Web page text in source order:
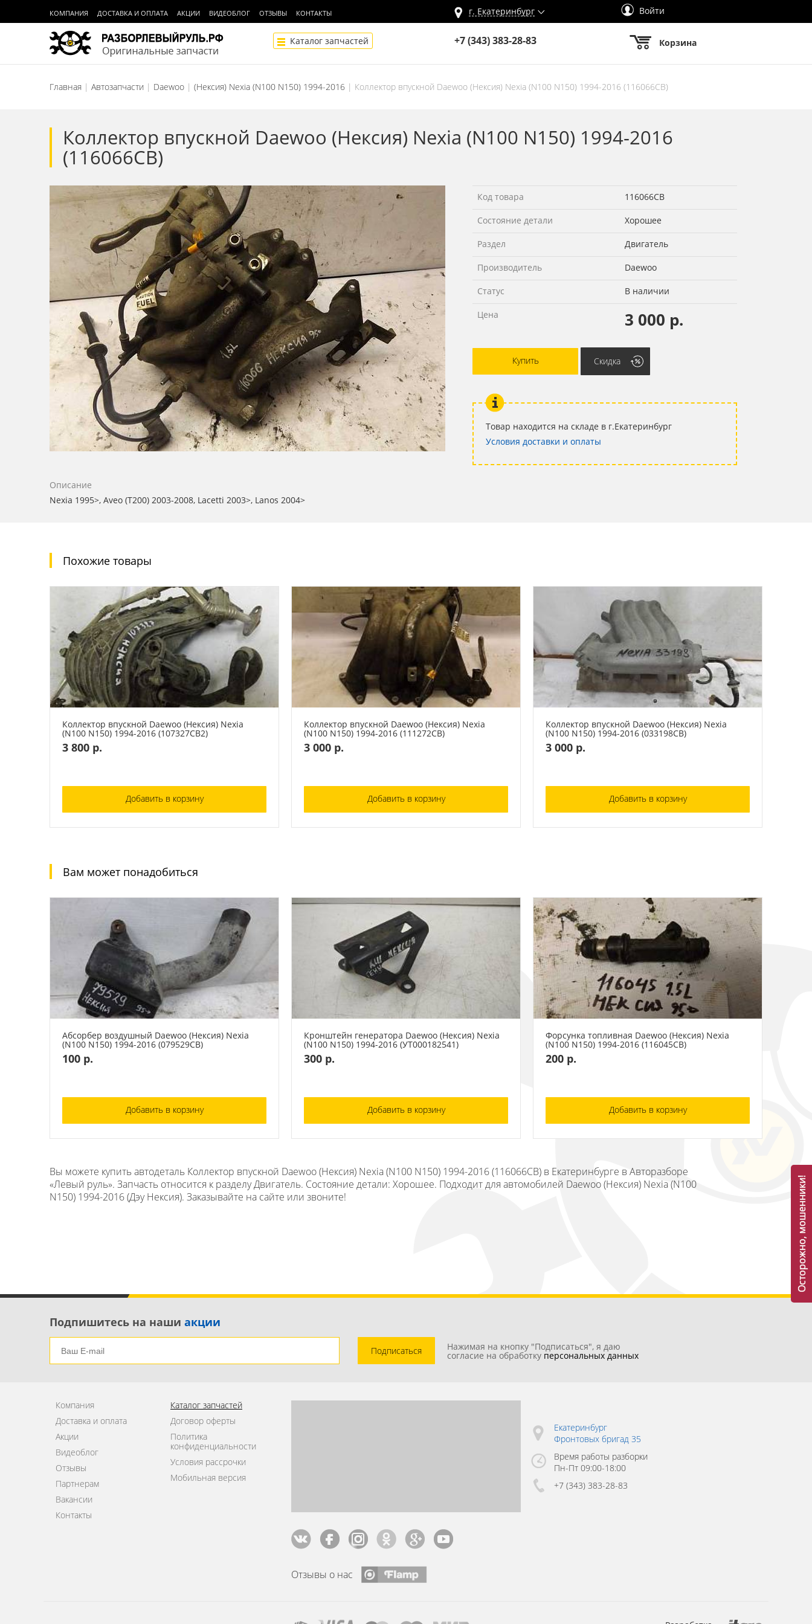
КОМПАНИЯ ДОСТАВКА И ОПЛАТА АКЦИИ ВИДЕОБЛОГ ОТЗЫВЫ КОНТАКТЫ г. Екатеринбург Войти
Каталог запчастей +7 (343) 383-28-83 Корзина
Главная Автозапчасти Daewoo (Нексия) Nexia (N100 N150) 1994-2016 Коллектор впускной Daewoo (Нексия) Nexia (N100 N150) 1994-2016 (116066СВ)
Коллектор впускной Daewoo (Нексия) Nexia (N100 N150) 1994-2016
(116066СВ)
Код товара 116066СВ
Состояние детали Хорошее
Раздел Двигатель
Производитель Daewoo
Статус В наличии
Цена 3 000 р.
Купить Скидка
Товар находится на складе в г.Екатеринбург
Условия доставки и оплаты
Описание
Nexia 1995>, Aveo (T200) 2003-2008, Lacetti 2003>, Lanos 2004>
Похожие товары
Коллектор впускной Daewoo (Нексия) Nexia
(N100 N150) 1994-2016 (107327СВ2)
3 800 р.
Добавить в корзину
Коллектор впускной Daewoo (Нексия) Nexia
(N100 N150) 1994-2016 (111272СВ)
3 000 р.
Добавить в корзину
Коллектор впускной Daewoo (Нексия) Nexia
(N100 N150) 1994-2016 (033198СВ)
3 000 р.
Добавить в корзину
Вам может понадобиться
Абсорбер воздушный Daewoo (Нексия) Nexia
(N100 N150) 1994-2016 (079529СВ)
100 р.
Добавить в корзину
Кронштейн генератора Daewoo (Нексия) Nexia
(N100 N150) 1994-2016 (УТ000182541)
300 р.
Добавить в корзину
Форсунка топливная Daewoo (Нексия) Nexia
(N100 N150) 1994-2016 (116045СВ)
200 р.
Добавить в корзину
Вы можете купить автодеталь Коллектор впускной Daewoo (Нексия) Nexia (N100 N150) 1994-2016 (116066СВ) в Екатеринбурге в Авторазборе
«Левый руль». Запчасть относится к разделу Двигатель. Состояние детали: Хорошее. Подходит для автомобилей Daewoo (Нексия) Nexia (N100
N150) 1994-2016 (Дэу Нексия). Заказывайте на сайте или звоните!
Подпишитесь на наши акции
Подписаться Нажимая на кнопку "Подписаться", я даю
согласие на обработку персональных данных
Компания
Доставка и оплата
Акции
Видеоблог
Отзывы
Партнерам
Вакансии
Контакты
Каталог запчастей
Договор оферты
Политика
конфиденциальности
Условия рассрочки
Мобильная версия
Отзывы о нас
Екатеринбург
Фронтовых бригад 35
Время работы разборки
Пн-Пт 09:00-18:00
+7 (343) 383-28-83
Осторожно, мошенники!